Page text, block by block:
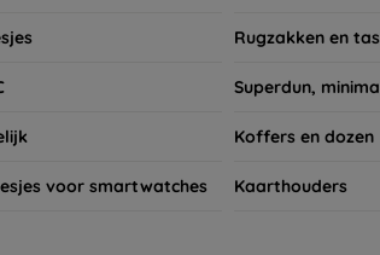
Rugzakken en
Superdun,
Koffers en dozen
voor smartwatches Kaarthouders